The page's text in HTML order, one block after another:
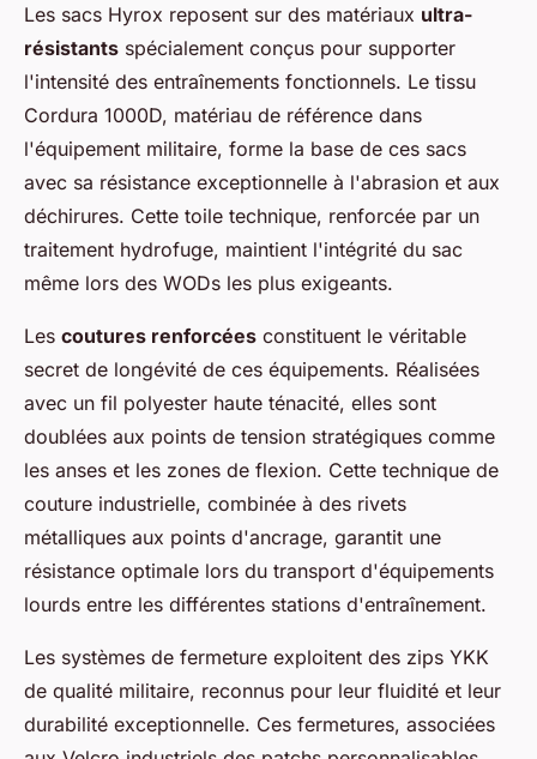
Les sacs Hyrox reposent sur des matériaux ultra-
résistants spécialement conçus pour supporter
l'intensité des entraînements fonctionnels. Le tissu
Cordura 1000D, matériau de référence dans
l'équipement militaire, forme la base de ces sacs
avec sa résistance exceptionnelle à l'abrasion et aux
déchirures. Cette toile technique, renforcée par un
traitement hydrofuge, maintient l'intégrité du sac
même lors des WODs les plus exigeants.
Les coutures renforcées constituent le véritable
secret de longévité de ces équipements. Réalisées
avec un fil polyester haute ténacité, elles sont
doublées aux points de tension stratégiques comme
les anses et les zones de flexion. Cette technique de
couture industrielle, combinée à des rivets
métalliques aux points d'ancrage, garantit une
résistance optimale lors du transport d'équipements
lourds entre les différentes stations d'entraînement.
Les systèmes de fermeture exploitent des zips YKK
de qualité militaire, reconnus pour leur fluidité et leur
durabilité exceptionnelle. Ces fermetures, associées